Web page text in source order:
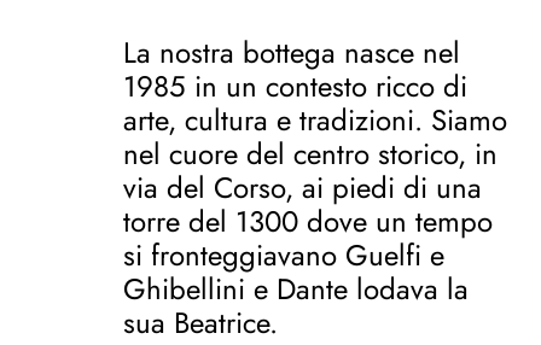
La nostra bottega nasce nel
1985 in un contesto ricco di
arte, cultura e tradizioni. Siamo
nel cuore del centro storico, in
via del Corso, ai piedi di una
torre del 1300 dove un tempo
si fronteggiavano Guelfi e
Ghibellini e Dante lodava la
sua Beatrice.